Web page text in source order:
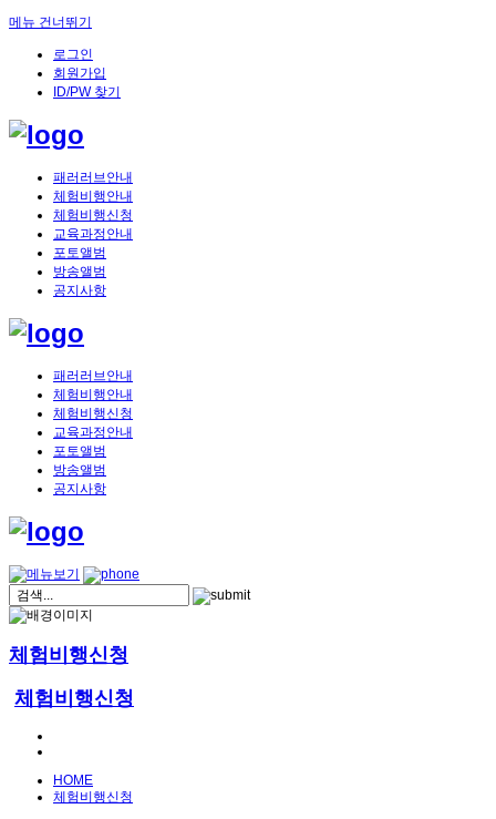
메뉴 건너뛰기
로그인
회원가입
ID/PW 찾기
패러러브안내
체험비행안내
체험비행신청
교육과정안내
포토앨범
방송앨범
공지사항
패러러브안내
체험비행안내
체험비행신청
교육과정안내
포토앨범
방송앨범
공지사항
체험비행신청
체험비행신청
HOME
체험비행신청